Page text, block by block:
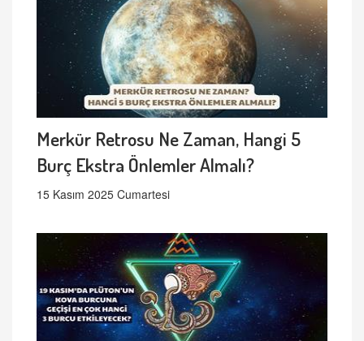
Merkür Retrosu Ne Zaman, Hangi 5
Burç Ekstra Önlemler Almalı?
15 Kasım 2025 Cumartesi